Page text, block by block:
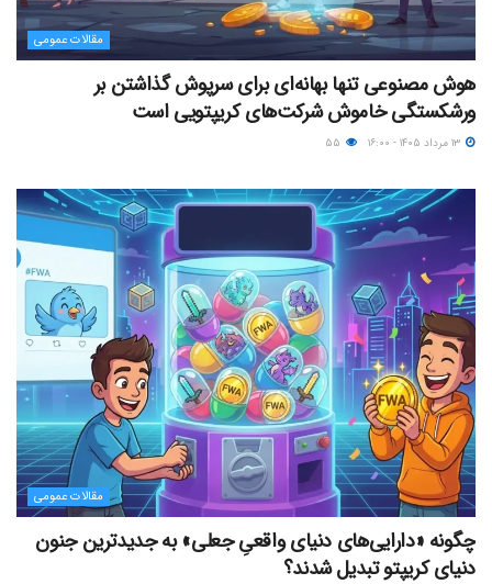
مقالات عمومی
هوش مصنوعی تنها بهانه‌ای برای سرپوش گذاشتن بر
ورشکستگی خاموش شرکت‌های کریپتویی است
مقالات عمومی
چگونه «دارایی‌های دنیای واقعیِ جعلی» به جدیدترین جنون
دنیای کریپتو تبدیل شدند؟